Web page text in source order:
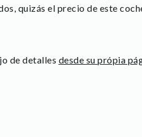
quizás el precio de este
de detalles desde su própia